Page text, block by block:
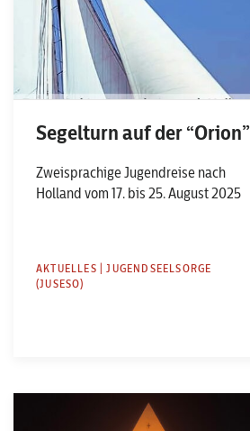
Segelturn auf der “Orion”
Zweisprachige Jugendreise nach
Holland vom 17. bis 25. August 2025
AKTUELLES | JUGENDSEELSORGE
(JUSESO)